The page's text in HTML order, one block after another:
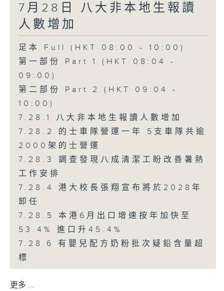
7月28日 八大非本地生報讀
人數增加
足本 Full (HKT 08:00 - 10:00)
第一部份 Part 1 (HKT 08:04 -
09:00)
第二部份 Part 2 (HKT 09:04 -
10:00)
7.28.1 八大非本地生報讀人數增加
7.28.2 的士車隊營運一年 5支車隊共逾
2000架的士營運
7.28.3 調查發現八成清潔工盼改善暑熱
工作安排
7.28.4 港大校長張翔宣布將於2028年
卸任
7.28.5 本港6月出口增速按年加快至
53.4% 進口升45.4%
7.28.6 有嬰兒配方奶粉批次疑鉛含量超
標
更多 ...